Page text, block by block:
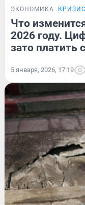
ЭКОНОМИКА
Что
2026 году.
зато платить
5 января, 2026, 17:19